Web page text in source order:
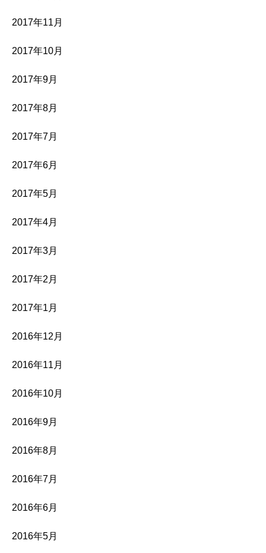
2017年11月
2017年10月
2017年9月
2017年8月
2017年7月
2017年6月
2017年5月
2017年4月
2017年3月
2017年2月
2017年1月
2016年12月
2016年11月
2016年10月
2016年9月
2016年8月
2016年7月
2016年6月
2016年5月